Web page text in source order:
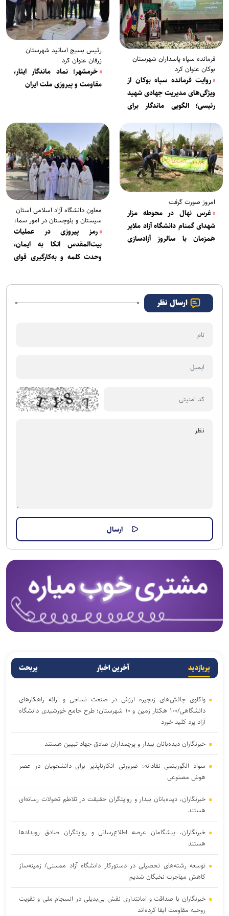
فرمانده سپاه پاسداران شهرستان
بوکان عنوان کرد
روایت فرمانده سپاه بوکان از
ویژگی‌های مدیریت جهادی شهید
رئیسی؛ الگویی ماندگار برای
رئیس بسیج اساتید شهرستان
زرقان عنوان کرد
خرمشهر؛ نماد ماندگار ایثار،
مقاومت و پیروزی ملت ایران
امروز صورت گرفت
غرس نهال در محوطه مزار
شهدای گمنام دانشگاه آزاد ملایر
همزمان با سالروز آزادسازی
معاون دانشگاه آزاد اسلامی استان
سیستان و بلوچستان در امور سما:
رمز پیروزی در عملیات
بیت‌المقدس اتکا به ایمان،
وحدت کلمه و به‌کارگیری قوای
ارسال نظر
پربازدید آخرین اخبار پربحث
واکاوی چالش‌های زنجیره ارزش در صنعت نساجی و ارائه راهکارهای
دانشگاهی/۱۰۰ هکتار زمین و ۱۰ شهرستان؛ طرح جامع خورشیدی دانشگاه
آزاد یزد کلید خورد
خبرنگاران دیده‌بانان بیدار و پرچمداران صادق جهاد تبیین هستند
سواد الگوریتمی نقادانه؛ ضرورتی انکارناپذیر برای دانشجویان در عصر
هوش مصنوعی
خبرنگاران، دیده‌بانان بیدار و روایتگران حقیقت در تلاطم تحولات رسانه‌ای
هستند
خبرنگاران، پیشگامان عرصه اطلاع‌رسانی و روایتگران صادق رویداد‌ها
هستند
توسعه رشته‌های تحصیلی در دستورکار دانشگاه آزاد ممسنی/ زمینه‌ساز
کاهش مهاجرت نخبگان شدیم
خبرنگاران با صداقت و امانتداری نقش بی‌بدیلی در انسجام ملی و تقویت
روحیه مقاومت ایفا کرده‌اند